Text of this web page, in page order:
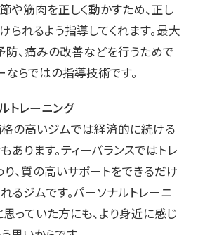
や筋肉を正しく動かすため、正し
られるよう指導してくれます。最大
、痛みの改善などを行うためで
ならではの指導技術です。
トレーニング
の高いジムでは経済的に続ける
あります。ティーバランスではトレ
、質の高いサポートをできるだけ
るジムです。パーソナルトレーニ
っていた方にも、より身近に感じ